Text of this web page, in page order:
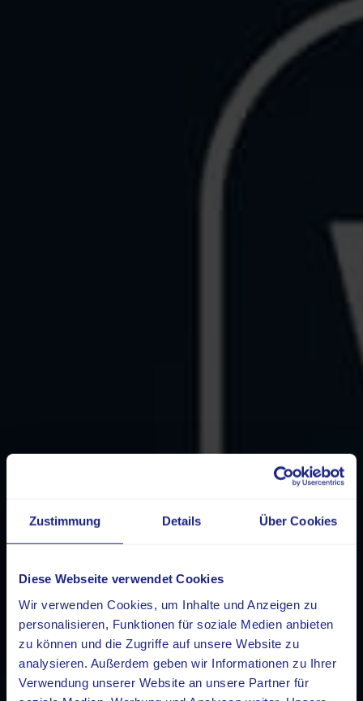
Zustimmung Details Über Cookies
Diese Webseite verwendet Cookies
Wir verwenden Cookies, um Inhalte und Anzeigen zu
personalisieren, Funktionen für soziale Medien anbieten
zu können und die Zugriffe auf unsere Website zu
analysieren. Außerdem geben wir Informationen zu Ihrer
Verwendung unserer Website an unsere Partner für